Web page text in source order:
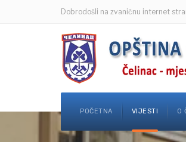
Dobrodošli na zvaničnu internet
POČETNA VIJESTI O